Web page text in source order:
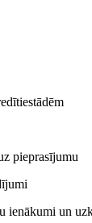
pieprasījumu
ienākumi un